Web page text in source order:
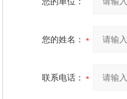
您的姓名：
联系电话：